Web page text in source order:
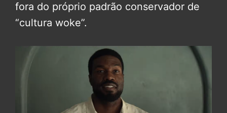
fora do próprio padrão conservador de
“cultura woke”.